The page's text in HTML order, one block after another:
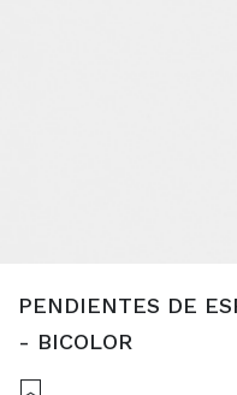
PENDIENTES DE
- BICOLOR